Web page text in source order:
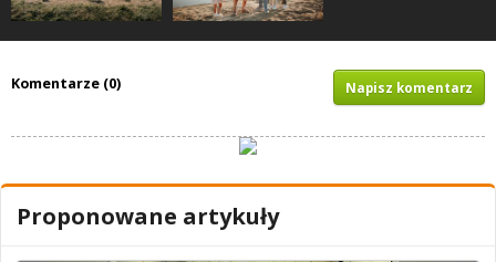
Komentarze (0) Napisz komentarz
Proponowane artykuły